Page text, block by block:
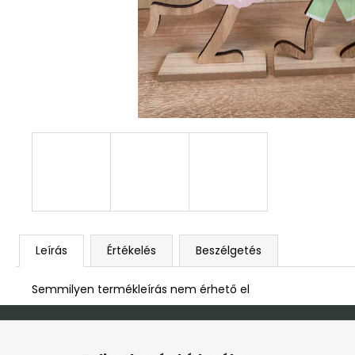
Leírás Értékelés Beszélgetés
Semmilyen termékleírás nem érhető el
DEKOR ORCHIDEA KASPÓBAN KICSI
HALVÁNY ZÖLD
4 790 Ft
L